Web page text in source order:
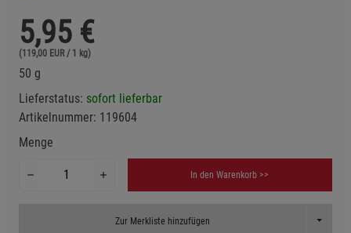
5,95 €
(119,00 EUR / 1 kg)
50 g
Lieferstatus: sofort lieferbar
Artikelnummer: 119604
Menge
In den Warenkorb >>
Zur Merkliste hinzufügen Toggle